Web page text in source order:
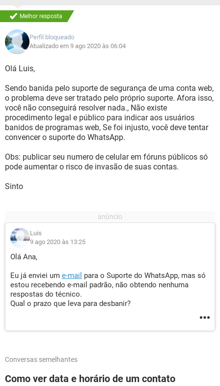
Melhor resposta
Perfil bloqueado
Atualizado em 9 ago 2020 às 06:04
Olá Luis,
Sendo banida pelo suporte de segurança de uma conta web,
o problema deve ser tratado pelo próprio suporte. Afora isso,
você não conseguirá resolver nada., Não existe
procedimento legal e público para indicar aos usuários
banidos de programas web, Se foi injusto, você deve tentar
convencer o suporte do WhatsApp.
Obs: publicar seu numero de celular em fóruns públicos só
pode aumentar o risco de invasão de suas contas.
Sinto
Luis
9 ago 2020 às 13:25
Olá Ana,
Eu já enviei um e-mail para o Suporte do WhatsApp, mas só
estou recebendo e-mail padrão, não obtendo nenhuma
respostas do técnico.
Qual o prazo que leva para desbanir?
Conversas semelhantes
Como ver data e horário de um contato